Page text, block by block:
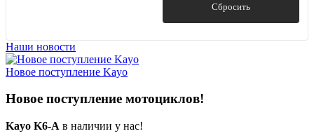
Сбросить
Наши новости
Новое поступление Kayo
Новое поступление мотоциклов!
Kayo K6-A в наличии у нас!